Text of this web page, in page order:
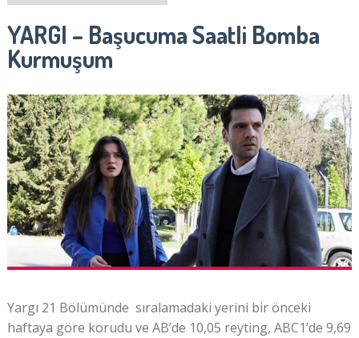
YARGI – Başucuma Saatli Bomba
Kurmuşum
Yargı 21 Bölümünde sıralamadaki yerini bir önceki
haftaya göre korudu ve AB’de 10,05 reyting, ABC1’de 9,69